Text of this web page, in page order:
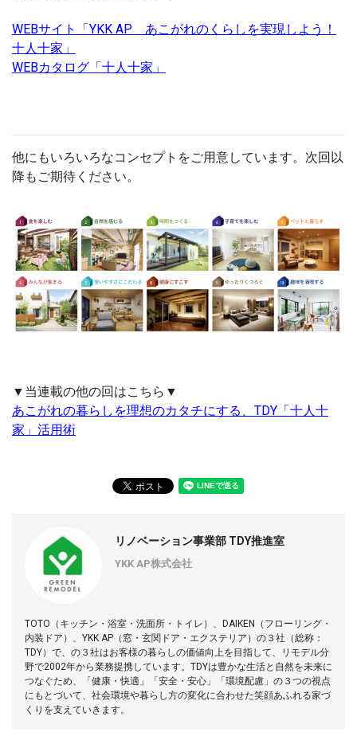
WEBサイト「YKK AP あこがれのくらしを実現しよう！
十人十家」
WEBカタログ「十人十家」
他にもいろいろなコンセプトをご用意しています。 次回以
降もご期待ください。
▼当連載の他の回はこちら▼
あこがれの暮らしを理想のカタチにする、TDY「十人十
家」活用術
リノベーション事業部 TDY推進室
YKK AP株式会社
TOTO（キッチン・浴室・洗面所・トイレ）、DAIKEN（フローリング・
内装ドア）、YKK AP（窓・玄関ドア・エクステリア）の３社（総称：
TDY）で、の３社はお客様の暮らしの価値向上を目指して、リモデル分
野で2002年から業務提携しています。TDYは豊かな生活と自然を未来に
つなぐため、「健康・快適」「安全・安心」「環境配慮」の３つの視点
にもとづいて、社会環境や暮らし方の変化に合わせた笑顔あふれる家づ
くりを支えていきます。